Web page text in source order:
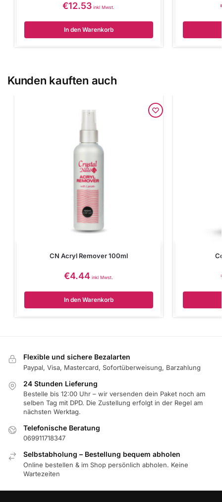
€12.53 inkl Mwst.
In den Warenkorb
Kunden kauften auch
CN Acryl Remover 100ml
€4.44 inkl Mwst.
In den Warenkorb
Flexible und sichere Bezalarten
Paypal, Visa, Mastercard, Sofortüberweisung, Barzahlung
24 Stunden Lieferung
Bestelle bis 12:00 Uhr – wir versenden dein Paket noch am
selben Tag mit DPD. Die Zustellung erfolgt in der Regel am
nächsten Werktag.
Telefonische Beratung
069911718347
Selbstabholung – Bestellung bequem abholen
Online bestellen & im Shop persönlich abholen. Keine
Wartezeiten